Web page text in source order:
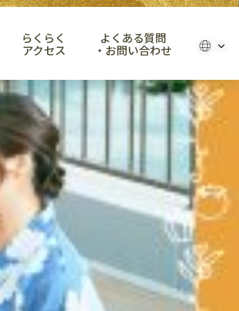
らくらく
アクセス
よくある質問
・お問い合わせ